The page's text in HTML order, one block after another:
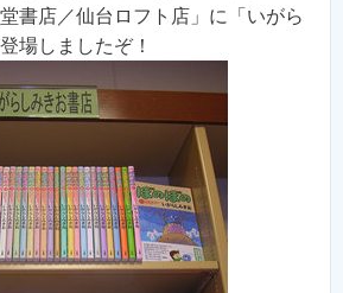
書店／仙台ロフト店」に「いがら
場しましたぞ！